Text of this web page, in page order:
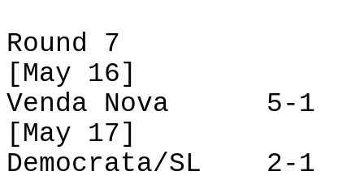
Round 7
[May 16]
Venda Nova 5-1
[May 17]
Democrata/SL 2-1